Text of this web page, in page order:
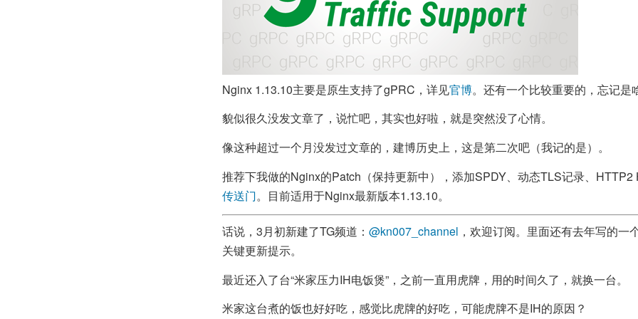
Nginx 1.13.10主要是原生支持了gPRC，详见官博。还有一个比较重要的，忘记是
貌似很久没发文章了，说忙吧，其实也好啦，就是突然没了心情。
像这种超过一个月没发过文章的，建博历史上，这是第二次吧（我记的是）。
推荐下我做的Nginx的Patch（保持更新中），添加SPDY、动态TLS记录、HTTP2
传送门。目前适用于Nginx最新版本1.13.10。
话说，3月初新建了TG频道： @kn007_channel ，欢迎订阅。里面还有去年写的一
关键更新提示。
最近还入了台“米家压力IH电饭煲”，之前一直用虎牌，用的时间久了，就换一台。
米家这台煮的饭也好好吃，感觉比虎牌的好吃，可能虎牌不是IH的原因？